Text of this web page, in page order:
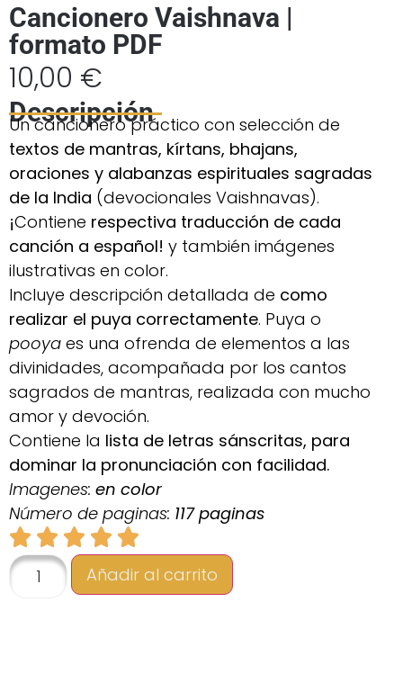
Cancionero Vaishnava |
formato PDF
10,00 €
Descripción
Un cancionero práctico con selección de
textos de mantras, kírtans, bhajans,
oraciones y alabanzas espirituales sagradas
de la India (devocionales Vaishnavas).
¡Contiene respectiva traducción de cada
canción a español! y también imágenes
ilustrativas en color.
Incluye descripción detallada de como
realizar el puya correctamente. Puya o
pooya es una ofrenda de elementos a las
divinidades, acompañada por los cantos
sagrados de mantras, realizada con mucho
amor y devoción.
Contiene la lista de letras sánscritas, para
dominar la pronunciación con facilidad.
Imagenes: en color
Número de paginas: 117 paginas
Añadir al carrito